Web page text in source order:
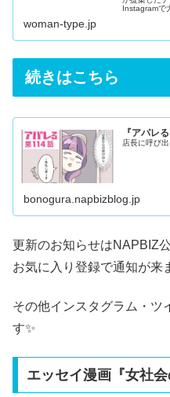
Instagramで
woman-type.jp
続きはこちら
『アパレ
店長に呼び
bonogura.napbizblog.jp
更新のお知らせはNAPBIZ
お気に入り登録で通知が来
その他インスタグラム ・ ツ
す✨
エッセイ漫画『女社会